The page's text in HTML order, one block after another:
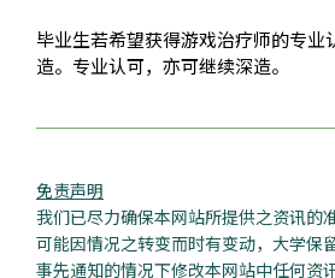
毕业生若希望获得游戏治疗师的专业
造。专业认可，亦可继续深造。
免责声明
我们已尽力确保本网站所提供之资讯的
可能因情况之转变而时有变动，大学保
事先通知的情况下修改本网站中任何资